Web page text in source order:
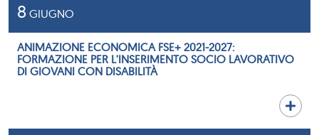
8 GIUGNO
ANIMAZIONE ECONOMICA FSE+ 2021-2027:
FORMAZIONE PER L'INSERIMENTO SOCIO LAVORATIVO
DI GIOVANI CON DISABILITÀ